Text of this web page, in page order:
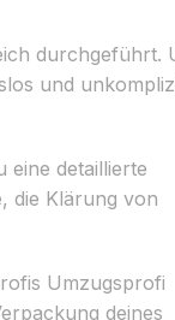
durchgeführt.
und
eine detaillierte
die Klärung von
Umzugsprofi
deines